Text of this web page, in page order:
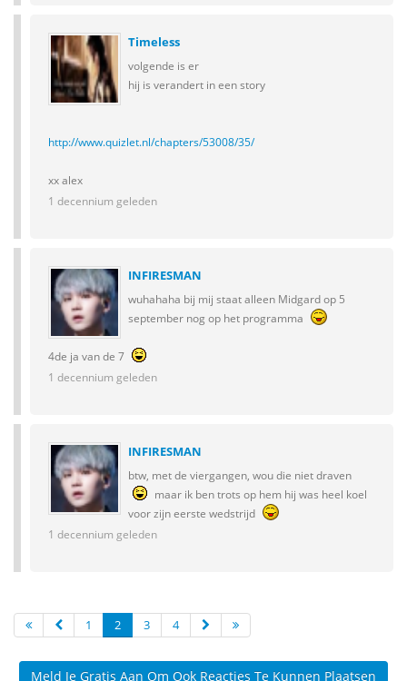
Timeless
volgende is er
hij is verandert in een story
http://www.quizlet.nl/chapters/53008/35/
xx alex
1 decennium geleden
INFIRESMAN
wuhahaha bij mij staat alleen Midgard op 5
september nog op het programma
4de ja van de 7
1 decennium geleden
INFIRESMAN
btw, met de viergangen, wou die niet draven
maar ik ben trots op hem hij was heel koel
voor zijn eerste wedstrijd
1 decennium geleden
1 2 3 4
Meld Je Gratis Aan Om Ook Reacties Te Kunnen Plaatsen